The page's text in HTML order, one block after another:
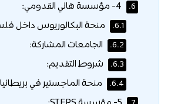
6.
6.1. منحة البكالوريوس داخل
6.2. الجامعات المشاركة:
6.3. شروط التقديم:
6.4. منحة الماجستير في